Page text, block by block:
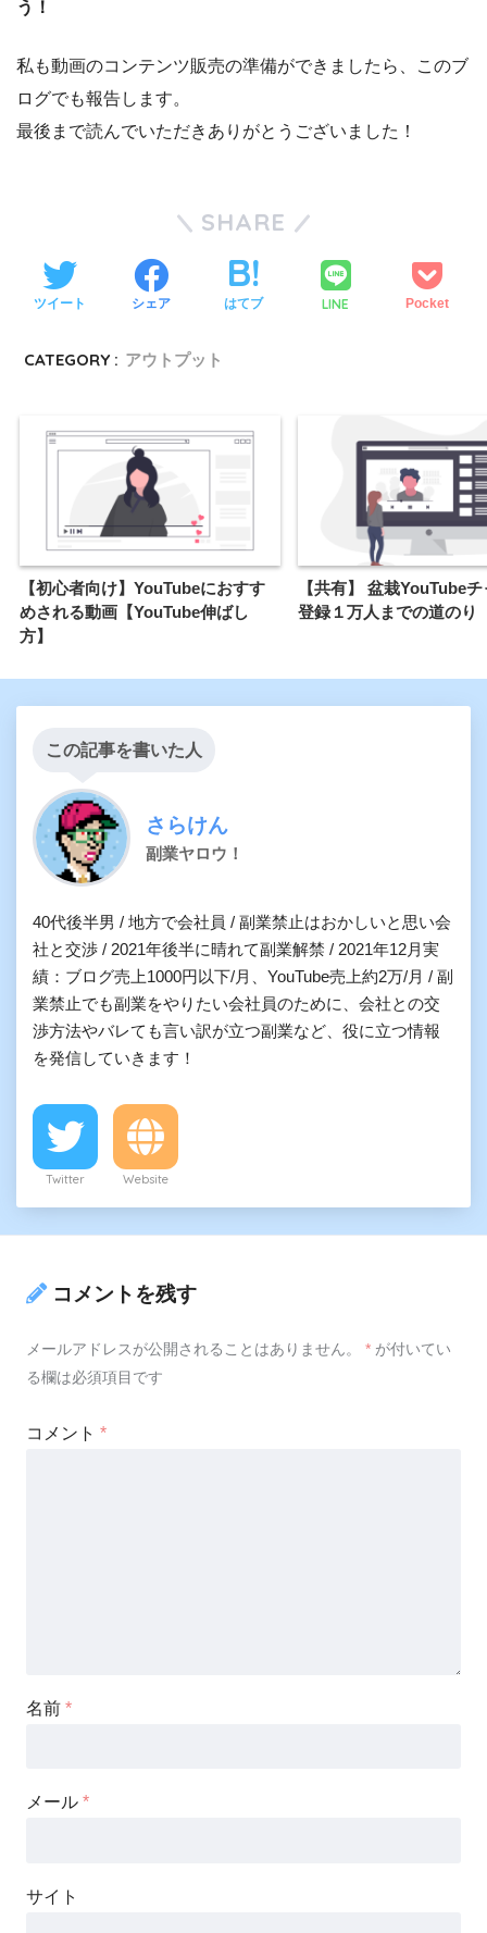
う！
私も動画のコンテンツ販売の準備ができましたら、このブ
ログでも報告します。
最後まで読んでいただきありがとうございました！
SHARE
ツイート シェア はてブ LINE Pocket
CATEGORY : アウトプット
【初心者向け】YouTubeにおすす
めされる動画【YouTube伸ばし
方】
【共有】 盆栽YouTube
登録１万人までの道のり
この記事を書いた人
さらけん
副業ヤロウ！
40代後半男 / 地方で会社員 / 副業禁止はおかしいと思い会
社と交渉 / 2021年後半に晴れて副業解禁 / 2021年12月実
績：ブログ売上1000円以下/月、YouTube売上約2万/月 / 副
業禁止でも副業をやりたい会社員のために、会社との交
渉方法やバレても言い訳が立つ副業など、役に立つ情報
を発信していきます！
Twitter Website
コメントを残す
メールアドレスが公開されることはありません。 * が付いてい
る欄は必須項目です
コメント *
名前 *
メール *
サイト